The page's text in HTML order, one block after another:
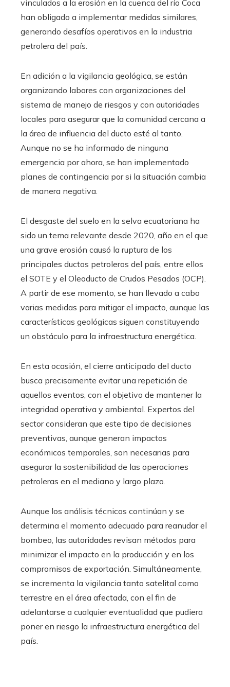
vinculados a la erosión en la cuenca del río Coca
han obligado a implementar medidas similares,
generando desafíos operativos en la industria
petrolera del país.
En adición a la vigilancia geológica, se están
organizando labores con organizaciones del
sistema de manejo de riesgos y con autoridades
locales para asegurar que la comunidad cercana a
la área de influencia del ducto esté al tanto.
Aunque no se ha informado de ninguna
emergencia por ahora, se han implementado
planes de contingencia por si la situación cambia
de manera negativa.
El desgaste del suelo en la selva ecuatoriana ha
sido un tema relevante desde 2020, año en el que
una grave erosión causó la ruptura de los
principales ductos petroleros del país, entre ellos
el SOTE y el Oleoducto de Crudos Pesados (OCP).
A partir de ese momento, se han llevado a cabo
varias medidas para mitigar el impacto, aunque las
características geológicas siguen constituyendo
un obstáculo para la infraestructura energética.
En esta ocasión, el cierre anticipado del ducto
busca precisamente evitar una repetición de
aquellos eventos, con el objetivo de mantener la
integridad operativa y ambiental. Expertos del
sector consideran que este tipo de decisiones
preventivas, aunque generan impactos
económicos temporales, son necesarias para
asegurar la sostenibilidad de las operaciones
petroleras en el mediano y largo plazo.
Aunque los análisis técnicos continúan y se
determina el momento adecuado para reanudar el
bombeo, las autoridades revisan métodos para
minimizar el impacto en la producción y en los
compromisos de exportación. Simultáneamente,
se incrementa la vigilancia tanto satelital como
terrestre en el área afectada, con el fin de
adelantarse a cualquier eventualidad que pudiera
poner en riesgo la infraestructura energética del
país.